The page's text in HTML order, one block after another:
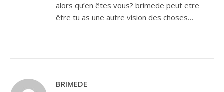
alors qu’en êtes vous? brimede peut etre
être tu as une autre vision des choses…
BRIMEDE